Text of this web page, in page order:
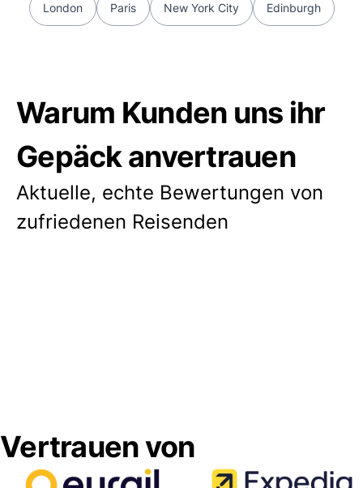
London Paris New York City Edinburgh
Warum Kunden uns ihr
Gepäck anvertrauen
Aktuelle, echte Bewertungen von
zufriedenen Reisenden
Vertrauen von